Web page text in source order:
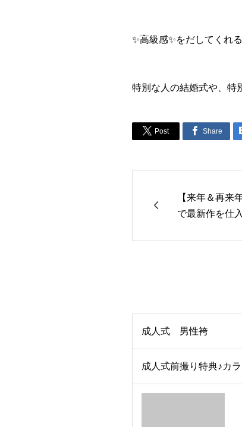
✨高級感✨をだしてくれ
特別な人の結婚式や、特
 Post  Share

【来年＆再来
で最新作を仕
成人式 男性袴
成人式前撮り特典♪カ